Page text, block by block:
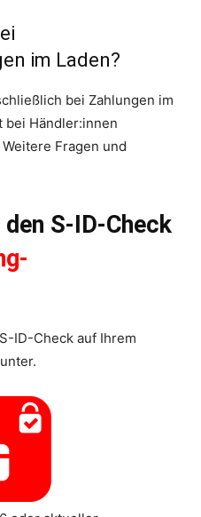
im Laden?
bei Zahlungen im
bei Händler:innen
Fragen und
S-ID-Check
ID-Check auf Ihrem